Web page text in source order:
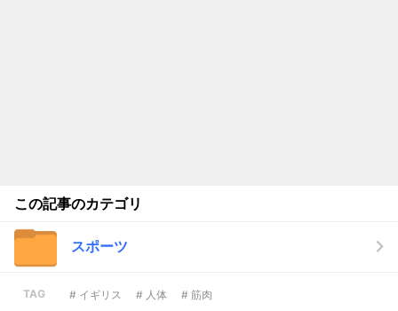
この記事のカテゴリ
スポーツ
TAG # イギリス # 人体 # 筋肉